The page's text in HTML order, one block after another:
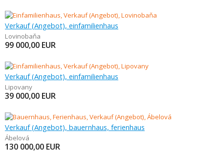
Verkauf (Angebot), einfamilienhaus
Lovinobaňa
99 000,00 EUR
Verkauf (Angebot), einfamilienhaus
Lipovany
39 000,00 EUR
Verkauf (Angebot), bauernhaus, ferienhaus
Ábelová
130 000,00 EUR